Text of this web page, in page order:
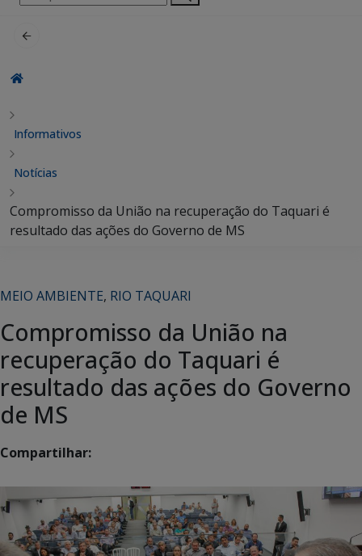
por:
Informativos
Notícias
Compromisso da União na recuperação do Taquari é
resultado das ações do Governo de MS
MEIO AMBIENTE, RIO TAQUARI
Compromisso da União na
recuperação do Taquari é
resultado das ações do Governo
de MS
Compartilhar: